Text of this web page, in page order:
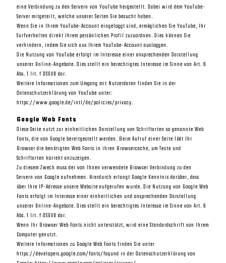
eine Verbindung zu den Servern von YouTube hergestellt. Dabei wird dem YouTube-
Server mitgeteilt, welche unserer Seiten Sie besucht haben.
Wenn Sie in Ihrem YouTube-Account eingeloggt sind, ermöglichen Sie YouTube, Ihr
Surfverhalten direkt Ihrem persönlichen Profil zuzuordnen. Dies können Sie
verhindern, indem Sie sich aus Ihrem YouTube-Account ausloggen.
Die Nutzung von YouTube erfolgt im Interesse einer ansprechenden Darstellung
unserer Online-Angebote. Dies stellt ein berechtigtes Interesse im Sinne von Art. 6
Abs. 1 lit. f DSGVO dar.
Weitere Informationen zum Umgang mit Nutzerdaten finden Sie in der
Datenschutzerklärung von YouTube unter:
https://www.google.de/intl/de/policies/privacy.
Google Web Fonts
Diese Seite nutzt zur einheitlichen Darstellung von Schriftarten so genannte Web
Fonts, die von Google bereitgestellt werden. Beim Aufruf einer Seite lädt Ihr
Browser die benötigten Web Fonts in ihren Browsercache, um Texte und
Schriftarten korrekt anzuzeigen.
Zu diesem Zweck muss der von Ihnen verwendete Browser Verbindung zu den
Servern von Google aufnehmen. Hierdurch erlangt Google Kenntnis darüber, dass
über Ihre IP-Adresse unsere Website aufgerufen wurde. Die Nutzung von Google Web
Fonts erfolgt im Interesse einer einheitlichen und ansprechenden Darstellung
unserer Online-Angebote. Dies stellt ein berechtigtes Interesse im Sinne von Art. 6
Abs. 1 lit. f DSGVO dar.
Wenn Ihr Browser Web Fonts nicht unterstützt, wird eine Standardschrift von Ihrem
Computer genutzt.
Weitere Informationen zu Google Web Fonts finden Sie unter
https://developers.google.com/fonts/faqund in der Datenschutzerklärung von